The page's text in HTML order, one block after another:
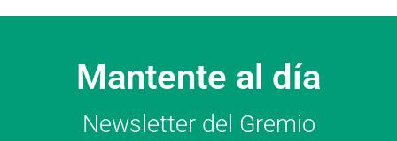
Mantente al día
Newsletter del Gremio